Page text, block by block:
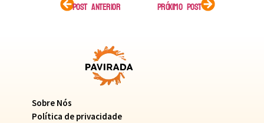
POST ANTERIOR PRÓXIMO POST
Sobre Nós
Política de privacidade